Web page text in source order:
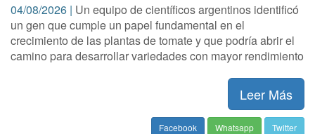
04/08/2026 | Un equipo de científicos argentinos identificó
un gen que cumple un papel fundamental en el
crecimiento de las plantas de tomate y que podría abrir el
camino para desarrollar variedades con mayor rendimiento
Leer Más
Facebook Whatsapp Twitter